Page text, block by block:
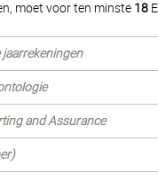
moet voor ten minste 18
jaarrekeningen
and Assurance